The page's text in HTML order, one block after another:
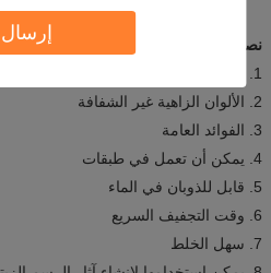
إرسال
نصائح لوحات سيتي سكيب أكريليك مجردة:
1. إنشاء تفاصيل دقيقة بسهولة
2. الألوان الزاهية غير الشفافة
3. الفوائد العامة
4. يمكن أن تعمل في طبقات
5. قابل للذوبان في الماء
6. وقت التجفيف السريع
7. سهل الخلط